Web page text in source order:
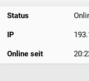
Status
IP
Online seit